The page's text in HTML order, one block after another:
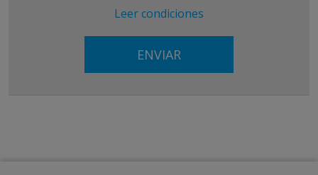
Leer condiciones